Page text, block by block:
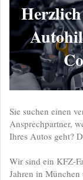
Sie suchen einen
Ansprechpartner,
Ihres Autos geht?
Wir sind ein KFZ-
Jahren in